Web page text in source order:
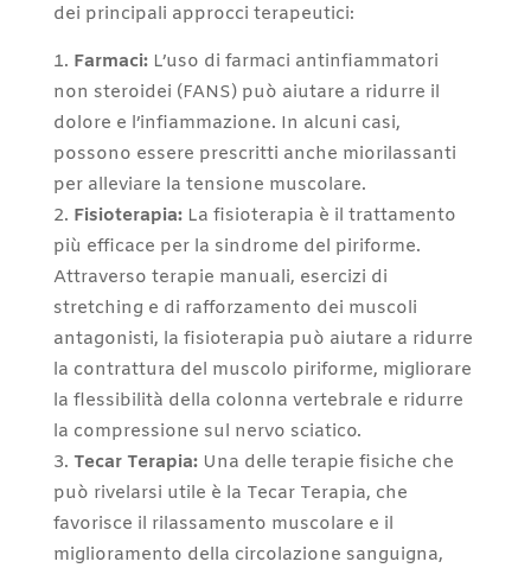
dei principali approcci terapeutici:
Farmaci:L’uso di farmaci antinfiammatori
non steroidei (FANS) può aiutare a ridurre il
dolore e l’infiammazione. In alcuni casi,
possono essere prescritti anche miorilassanti
per alleviare la tensione muscolare.
Fisioterapia:La fisioterapia è il trattamento
più efficace per la sindrome del piriforme.
Attraverso terapie manuali, esercizi di
stretching e di rafforzamento dei muscoli
antagonisti, la fisioterapia può aiutare a ridurre
la contrattura del muscolo piriforme, migliorare
la flessibilità della colonna vertebrale e ridurre
la compressione sul nervo sciatico.
Tecar Terapia:Una delle terapie fisiche che
può rivelarsi utile è la Tecar Terapia, che
favorisce il rilassamento muscolare e il
miglioramento della circolazione sanguigna,